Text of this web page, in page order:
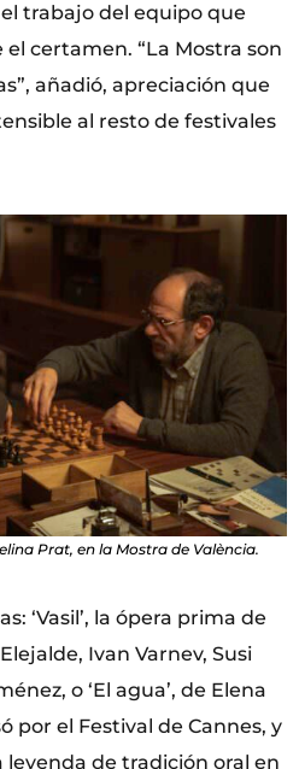
trabajo del equipo que
certamen. “La Mostra son
añadió, apreciación que
al resto de festivales
Prat, en la Mostra de València.
‘Vasil’, la ópera prima de
Ivan Varnev, Susi
o ‘El agua’, de Elena
por el Festival de Cannes, y
de tradición oral en